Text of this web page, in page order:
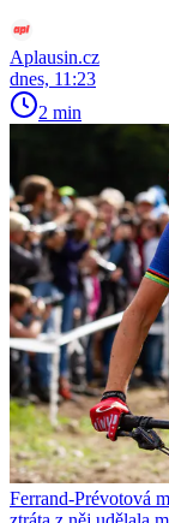
Aplausin.cz
dnes, 11:23
2 min
Ferrand-Prévotová